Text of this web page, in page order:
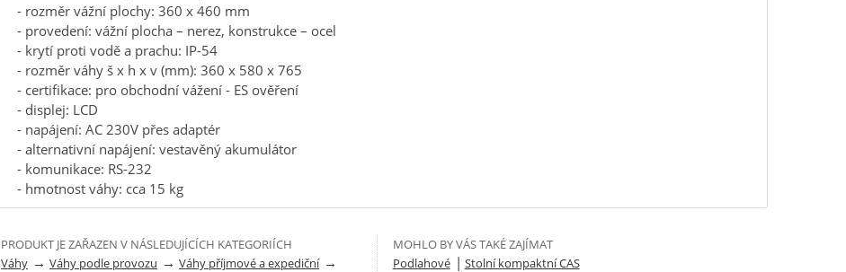
- rozměr vážní plochy: 360 x 460 mm
- provedení: vážní plocha – nerez, konstrukce – ocel
- krytí proti vodě a prachu: IP-54
- rozměr váhy š x h x v (mm): 360 x 580 x 765
- certifikace: pro obchodní vážení - ES ověření
- displej: LCD
- napájení: AC 230V přes adaptér
- alternativní napájení: vestavěný akumulátor
- komunikace: RS-232
- hmotnost váhy: cca 15 kg
PRODUKT JE ZAŘAZEN V NÁSLEDUJÍCÍCH KATEGORIÍCH
Váhy → Váhy podle provozu → Váhy příjmové a expediční →
MOHLO BY VÁS TAKÉ ZAJÍMAT
Podlahové | Stolní kompaktní CAS